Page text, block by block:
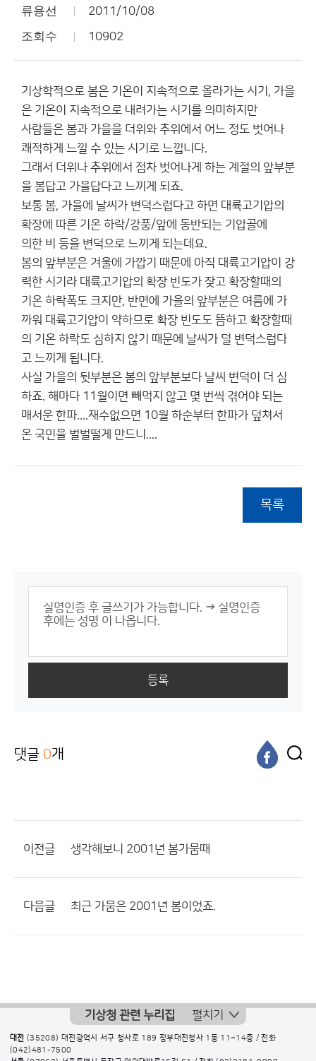
류용선 2011/10/08
조회수 10902
기상학적으로 봄은 기온이 지속적으로 올라가는 시기, 가을
은 기온이 지속적으로 내려가는 시기를 의미하지만
사람들은 봄과 가을을 더위와 추위에서 어느 정도 벗어나
쾌적하게 느낄 수 있는 시기로 느낍니다.
그래서 더위나 추위에서 점차 벗어나게 하는 계절의 앞부분
을 봄답고 가을답다고 느끼게 되죠.
보통 봄, 가을에 날씨가 변덕스럽다고 하면 대륙고기압의
확장에 따른 기온 하락/강풍/앞에 동반되는 기압골에
의한 비 등을 변덕으로 느끼게 되는데요.
봄의 앞부분은 겨울에 가깝기 때문에 아직 대륙고기압이 강
력한 시기라 대륙고기압의 확장 빈도가 잦고 확장할때의
기온 하락폭도 크지만, 반면에 가을의 앞부분은 여름에 가
까워 대륙고기압이 약하므로 확장 빈도도 뜸하고 확장할때
의 기온 하락도 심하지 않기 때문에 날씨가 덜 변덕스럽다
고 느끼게 됩니다.
사실 가을의 뒷부분은 봄의 앞부분보다 날씨 변덕이 더 심
하죠. 해마다 11월이면 빼먹지 않고 몇 번씩 겪어야 되는
매서운 한파....재수없으면 10월 하순부터 한파가 덮쳐서
온 국민을 벌벌떨게 만드니....
목록
등록
댓글 0개
이전글 생각해보니 2001년 봄가뭄때
다음글 최근 가뭄은 2001년 봄이었죠.
기상청 관련 누리집 펼치기
대전 (35208) 대전광역시 서구 청사로 189 정부대전청사 1동 11~14층 / 전화
(042)481-7500